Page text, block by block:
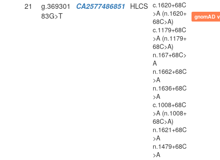
21
g.369301
83G>T
CA2577486851 HLCS c.1620+68C
>A (n.1620+
68C>A)
c.1179+68C
>A (n.1179+
68C>A)
n.167+68C>
A
n.1662+68C
>A
n.1636+68C
>A
c.1008+68C
>A (n.1008+
68C>A)
n.1621+68C
>A
n.1479+68C
>A
gnomAD